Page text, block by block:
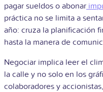
pagar sueldos o abonar
práctica no se limita a
año: cruza la planificación
hasta la manera de
Negociar implica leer el
la calle y no solo en los
colaboradores y